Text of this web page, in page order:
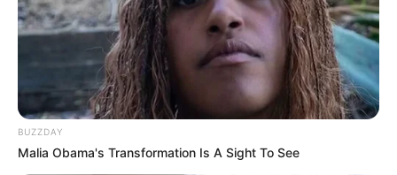
Bikin Ngakak, 10 Potret
Cosplay Murah Pakai Bahan
Seadanya
BUZZDAY
Malia Obama's Transformation Is A Sight To See